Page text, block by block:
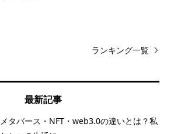
ランキング一覧
最新記事
メタバース・NFT・web3.0の違いとは？私